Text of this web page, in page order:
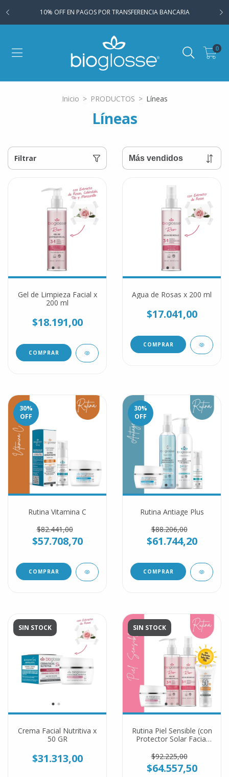
10% OFF EN PAGOS POR TRANSFERENCIA BANCARIA
0
Inicio > PRODUCTOS > Líneas
Líneas
Filtrar
Gel de Limpieza Facial x
200 ml
$18.191,00
Agua de Rosas x 200 ml
$17.041,00
30%
OFF
Rutina Vitamina C
$82.441,00
$57.708,70
30%
OFF
Rutina Antiage Plus
$88.206,00
$61.744,20
SIN STOCK
Crema Facial Nutritiva x
50 GR
$31.313,00
SIN STOCK
Rutina Piel Sensible (con
Protector Solar Facial
$92.225,00
$64.557,50